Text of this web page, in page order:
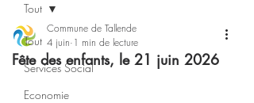
Tout
Services Social
Economie
Tout
Fête des enfants, le 21 juin 2026
Commune de Tallende
4 juin 1 min de lecture